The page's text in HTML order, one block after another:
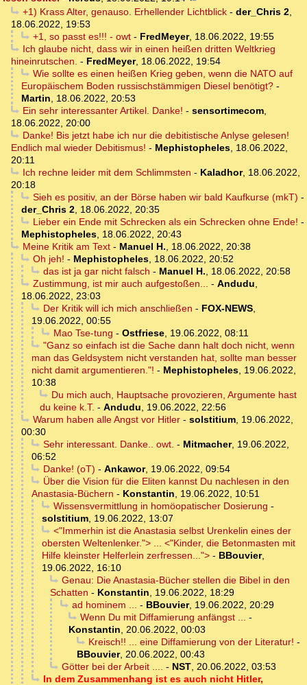
+1) Krass Alter, genauso. Erhellender Lichtblick- der_Chris 2,
18.06.2022, 19:53
+1, so passt es!!! - owt- FredMeyer, 18.06.2022, 19:55
Ich glaube nicht, dass wir in einen heißen dritten Weltkrieg
hineinrutschen. - FredMeyer, 18.06.2022, 19:54
Wie sollte es einen heißen Krieg geben, wenn die NATO auf
Europäischem Boden russischstämmigen Diesel benötigt? -
Martin, 18.06.2022, 20:53
Ein sehr interessanter Artikel. Danke! - sensortimecom,
18.06.2022, 20:00
Danke! Bis jetzt habe ich nur die debitistische Anlyse gelesen!
Endlich mal wieder Debitismus! - Mephistopheles, 18.06.2022,
20:11
Ich rechne leider mit dem Schlimmsten - Kaladhor, 18.06.2022,
20:18
Sieh es positiv, an der Börse haben wir bald Kaufkurse (mkT) -
der_Chris 2, 18.06.2022, 20:35
Lieber ein Ende mit Schrecken als ein Schrecken ohne Ende! -
Mephistopheles, 18.06.2022, 20:43
Meine Kritik am Text- Manuel H., 18.06.2022, 20:38
Oh jeh! - Mephistopheles, 18.06.2022, 20:52
das ist ja gar nicht falsch - Manuel H., 18.06.2022, 20:58
Zustimmung, ist mir auch aufgestoßen... - Andudu,
18.06.2022, 23:03
Der Kritik will ich mich anschließen - FOX-NEWS,
19.06.2022, 00:55
Mao Tse-tung - Ostfriese, 19.06.2022, 08:11
"Ganz so einfach ist die Sache dann halt doch nicht, wenn
man das Geldsystem nicht verstanden hat, sollte man besser
nicht damit argumentieren."! - Mephistopheles, 19.06.2022,
10:38
Du mich auch, Hauptsache provozieren, Argumente hast
du keine k.T. - Andudu, 19.06.2022, 22:56
Warum haben alle Angst vor Hitler- solstitium, 19.06.2022,
00:30
Sehr interessant. Danke.. owt. - Mitmacher, 19.06.2022,
06:52
Danke! (oT) - Ankawor, 19.06.2022, 09:54
Über die Vision für die Eliten kannst Du nachlesen in den
Anastasia-Büchern - Konstantin, 19.06.2022, 10:51
Wissensvermittlung in homöopatischer Dosierung -
solstitium, 19.06.2022, 13:07
<"Immerhin ist die Anastasia selbst Urenkelin eines der
obersten Weltenlenker."> ... <"Kinder, die Betonmasten mit
Hilfe kleinster Helferlein zerfressen..."> - BBouvier,
19.06.2022, 16:10
Genau: Die Anastasia-Bücher stellen die Bibel in den
Schatten - Konstantin, 19.06.2022, 18:29
ad hominem ... - BBouvier, 19.06.2022, 20:29
Wenn Du mit Diffamierung anfängst ... -
Konstantin, 20.06.2022, 00:03
Kreisch!! ... eine Diffamierung von der Literatur! -
BBouvier, 20.06.2022, 00:43
Götter bei der Arbeit .... - NST, 20.06.2022, 03:53
In dem Zusammenhang ist es auch nicht Hitler,